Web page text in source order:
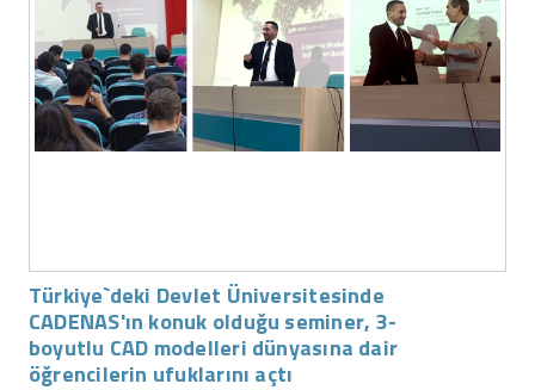
Türkiye`deki Devlet Üniversitesinde
CADENAS'ın konuk olduğu seminer, 3-
boyutlu CAD modelleri dünyasına dair
öğrencilerin ufuklarını açtı